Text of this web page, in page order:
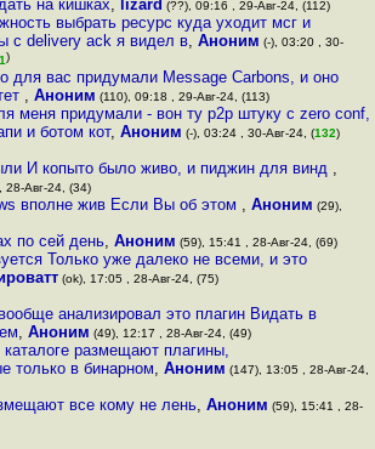
на кишках, lizard (??), 09:16 , 29-Авг-24, (112)
выбрать ресурс куда уходит мсг и
с delivery ack я видел в, Аноним (-), 03:20 , 30-
)
для вас придумали Message Carbons, и оно
, Аноним (110), 09:18 , 29-Авг-24, (113)
меня придумали - вон ту p2p штуку с zero conf,
и ботом кот, Аноним (-), 03:24 , 30-Авг-24, (132)
И копыто было живо, и пиджин для винд ,
28-Авг-24, (34)
вполне жив Если Вы об этом , Аноним (29),
по сей день, Аноним (59), 15:41 , 28-Авг-24, (69)
Только уже далеко не всеми, и это
(ok), 17:05 , 28-Авг-24, (75)
анализировал это плагин Видать в
,Аноним (49), 12:17 , 28-Авг-24, (49)
каталоге размещают плагины,
только в бинарном, Аноним (147), 13:05 , 28-Авг-24,
все кому не лень, Аноним (59), 15:41 , 28-